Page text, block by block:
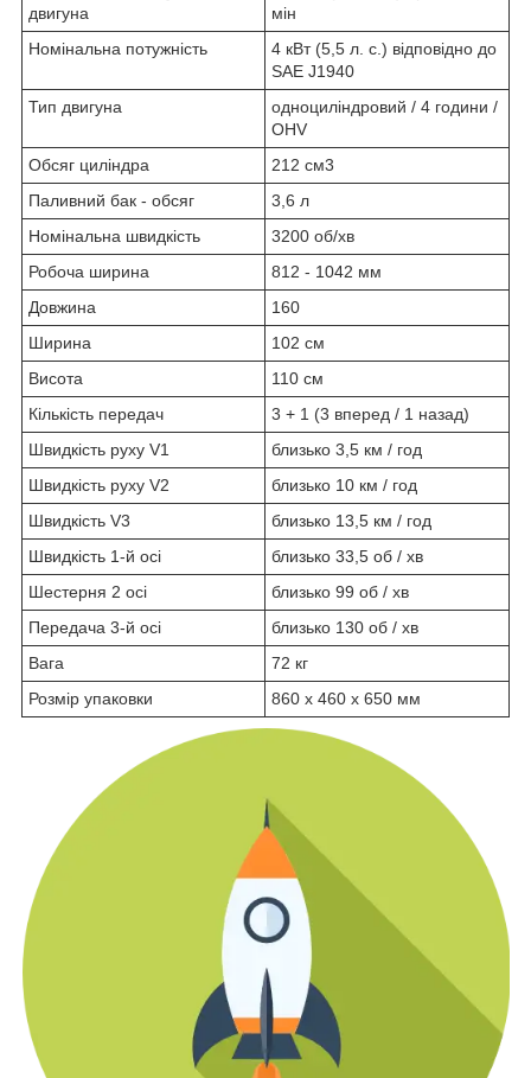
двигуна
мін
Номінальна потужність
4 кВт (5,5 л. с.) відповідно до
SAE J1940
Тип двигуна
одноциліндровий / 4 години /
OHV
Обсяг циліндра
212 см3
Паливний бак - обсяг
3,6 л
Номінальна швидкість
3200 об/хв
Робоча ширина
812 - 1042 мм
Довжина
160
Ширина
102 см
Висота
110 см
Кількість передач
3 + 1 (3 вперед / 1 назад)
Швидкість руху V1
близько 3,5 км / год
Швидкість руху V2
близько 10 км / год
Швидкість V3
близько 13,5 км / год
Швидкість 1-й осі
близько 33,5 об / хв
Шестерня 2 осі
близько 99 об / хв
Передача 3-й осі
близько 130 об / хв
Вага
72 кг
Розмір упаковки
860 х 460 х 650 мм